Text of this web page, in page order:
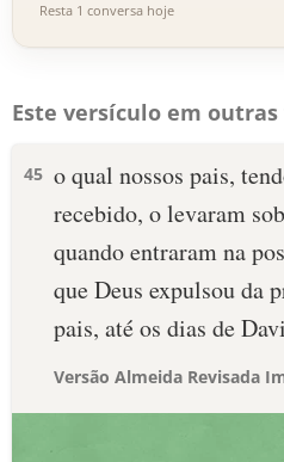
Resta 1 conversa hoje
Este versículo em
45 o qual nossos pais,
recebido, o levaram
quando entraram na
que Deus expulsou da
pais, até os dias de
Versão Almeida Revisada